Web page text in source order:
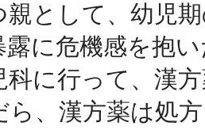
親として、幼児
露に危機感を抱
科に行って、漢
ら、漢方薬は処